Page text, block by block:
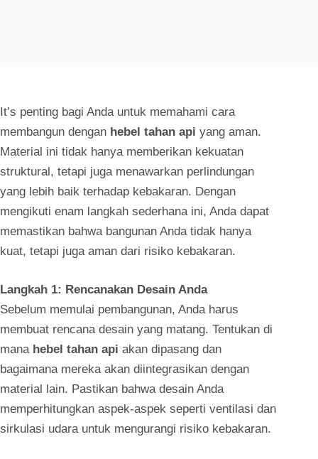
It’s penting bagi Anda untuk memahami cara
membangun dengan hebel tahan api yang aman.
Material ini tidak hanya memberikan kekuatan
struktural, tetapi juga menawarkan perlindungan
yang lebih baik terhadap kebakaran. Dengan
mengikuti enam langkah sederhana ini, Anda dapat
memastikan bahwa bangunan Anda tidak hanya
kuat, tetapi juga aman dari risiko kebakaran.
Langkah 1: Rencanakan Desain Anda
Sebelum memulai pembangunan, Anda harus
membuat rencana desain yang matang. Tentukan di
mana hebel tahan api akan dipasang dan
bagaimana mereka akan diintegrasikan dengan
material lain. Pastikan bahwa desain Anda
memperhitungkan aspek-aspek seperti ventilasi dan
sirkulasi udara untuk mengurangi risiko kebakaran.